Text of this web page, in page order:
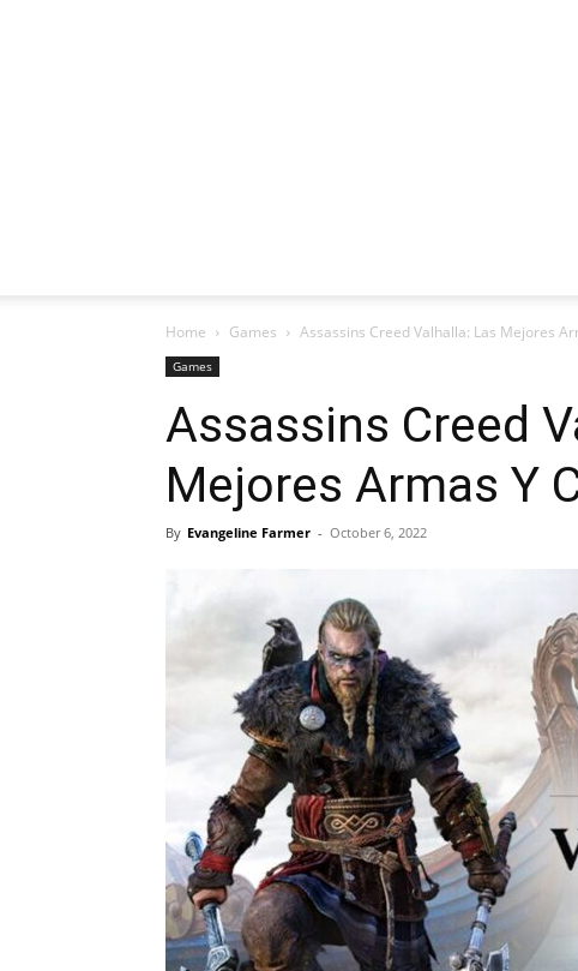
Home Games Assassins Creed Valhalla: Las Mejores
Games
Assassins Creed
Mejores Armas Y
By Evangeline Farmer - October 6, 2022